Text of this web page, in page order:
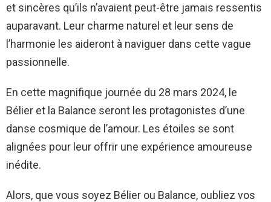
et sincères qu’ils n’avaient peut-être jamais ressentis
auparavant. Leur charme naturel et leur sens de
l’harmonie les aideront à naviguer dans cette vague
passionnelle.
En cette magnifique journée du 28 mars 2024, le
Bélier et la Balance seront les protagonistes d’une
danse cosmique de l’amour. Les étoiles se sont
alignées pour leur offrir une expérience amoureuse
inédite.
Alors, que vous soyez Bélier ou Balance, oubliez vos